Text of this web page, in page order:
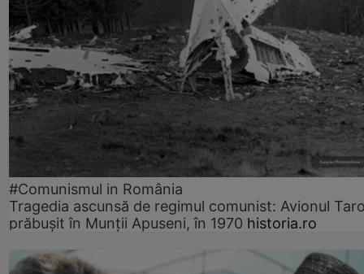
#Comunismul in România
Tragedia ascunsă de regimul comunist: Avionul
prăbușit în Munții Apuseni, în 1970 historia.ro